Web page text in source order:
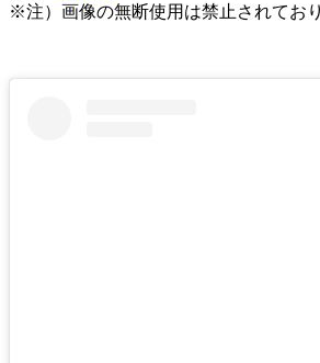
※注）画像の無断使用は禁止されており